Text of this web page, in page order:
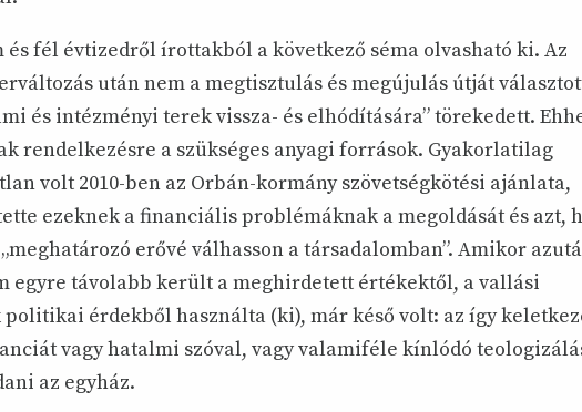
fél évtizedről írottakból a következő séma olvasható ki. Az
után nem a megtisztulás és megújulás útját
és intézményi terek vissza- és elhódítására” törekedett.
rendelkezésre a szükséges anyagi források. Gyakorlatilag
volt 2010-ben az Orbán-kormány szövetségkötési ajánlata,
ezeknek a financiális problémáknak a megoldását és azt,
erővé válhasson a társadalomban”. Amikor
egyre távolabb került a meghirdetett értékektől, a vallási
érdekből használta (ki), már késő volt: az így
vagy hatalmi szóval, vagy valamiféle kínlódó
az egyház.